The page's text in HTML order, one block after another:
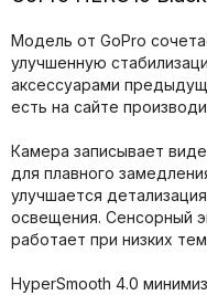
Модель от GoPro
улучшенную
аксессуарами
есть на сайте
Камера записывает
для плавного
улучшается
освещения. Сенсорный
работает при низких
HyperSmooth 4.0